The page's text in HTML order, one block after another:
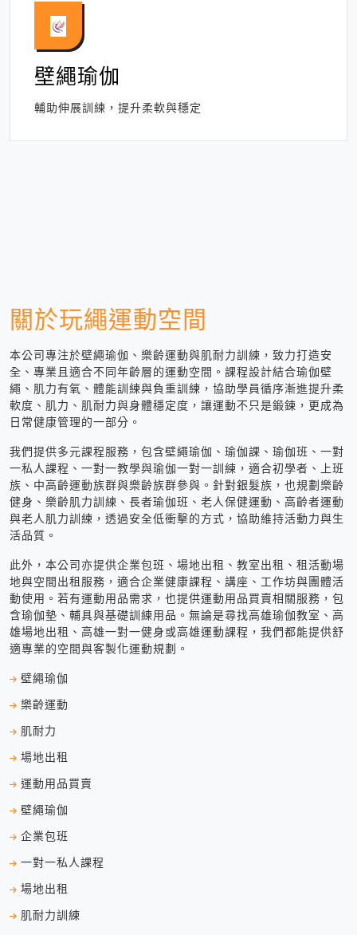
壁繩瑜伽
輔助伸展訓練，提升柔軟與穩定
關於玩繩運動空間
本公司專注於壁繩瑜伽、樂齡運動與肌耐力訓練，致力打造安
全、專業且適合不同年齡層的運動空間。課程設計結合瑜伽壁
繩、肌力有氧、體能訓練與負重訓練，協助學員循序漸進提升柔
軟度、肌力、肌耐力與身體穩定度，讓運動不只是鍛鍊，更成為
日常健康管理的一部分。
我們提供多元課程服務，包含壁繩瑜伽、瑜伽課、瑜伽班、一對
一私人課程、一對一教學與瑜伽一對一訓練，適合初學者、上班
族、中高齡運動族群與樂齡族群參與。針對銀髮族，也規劃樂齡
健身、樂齡肌力訓練、長者瑜伽班、老人保健運動、高齡者運動
與老人肌力訓練，透過安全低衝擊的方式，協助維持活動力與生
活品質。
此外，本公司亦提供企業包班、場地出租、教室出租、租活動場
地與空間出租服務，適合企業健康課程、講座、工作坊與團體活
動使用。若有運動用品需求，也提供運動用品買賣相關服務，包
含瑜伽墊、輔具與基礎訓練用品。無論是尋找高雄瑜伽教室、高
雄場地出租、高雄一對一健身或高雄運動課程，我們都能提供舒
適專業的空間與客製化運動規劃。
壁繩瑜伽
樂齡運動
肌耐力
場地出租
運動用品買賣
壁繩瑜伽
企業包班
一對一私人課程
場地出租
肌耐力訓練